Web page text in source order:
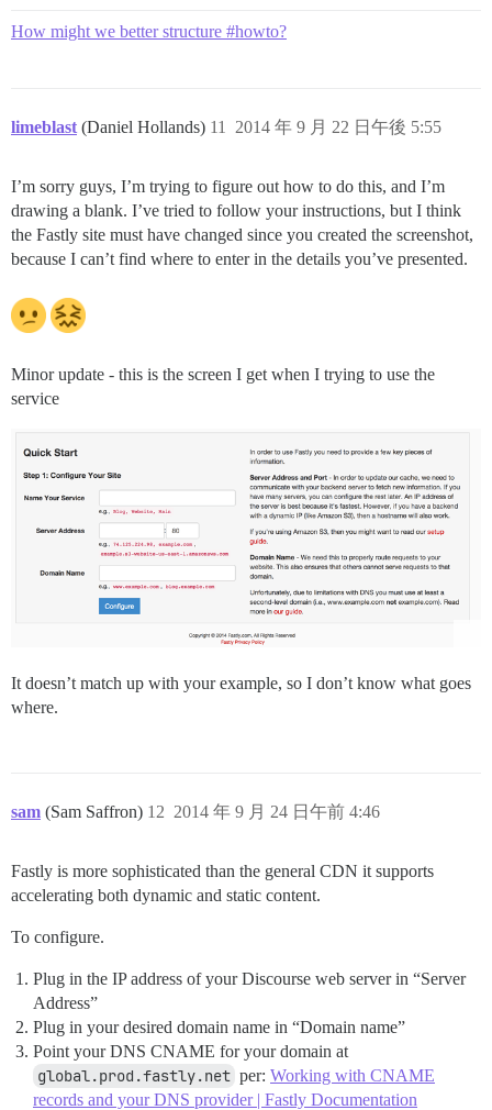
How might we better structure #howto?
limeblast (Daniel Hollands) 2014 年 9 月 22 日午後 5:55
11
I’m sorry guys, I’m trying to figure out how to do this, and I’m
drawing a blank. I’ve tried to follow your instructions, but I think
the Fastly site must have changed since you created the screenshot,
because I can’t find where to enter in the details you’ve presented.
Minor update - this is the screen I get when I trying to use the
service
It doesn’t match up with your example, so I don’t know what goes
where.
sam (Sam Saffron) 2014 年 9 月 24 日午前 4:46
12
Fastly is more sophisticated than the general CDN it supports
accelerating both dynamic and static content.
To configure.
Plug in the IP address of your Discourse web server in “Server
Address”
Plug in your desired domain name in “Domain name”
Point your DNS CNAME for your domain at
global.prod.fastly.net per: Working with CNAME
records and your DNS provider | Fastly Documentation